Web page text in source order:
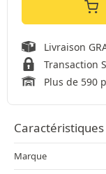
Livraison
Transaction
Plus de 590
Caractéristiques
Marque